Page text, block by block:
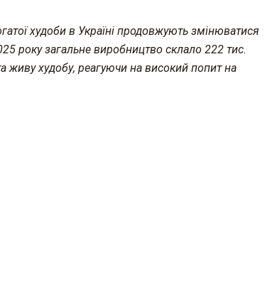
худоби в Україні продовжують змінюватися
року загальне виробництво склало 222 тис.
живу худобу, реагуючи на високий попит на